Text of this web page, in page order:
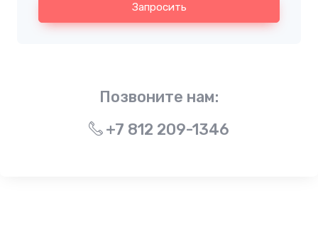
Запросить
Позвоните нам:
+7 812 209-1346